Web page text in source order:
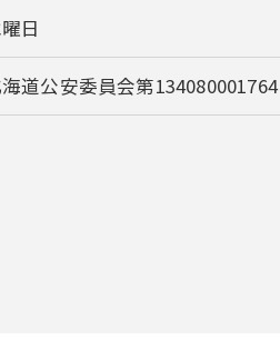
日
道公安委員会第134080001764